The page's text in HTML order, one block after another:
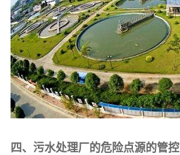
四、污水处理厂的危险点源的管控